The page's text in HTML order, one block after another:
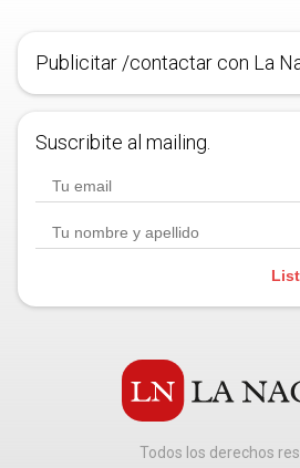
Publicitar /contactar con La
Suscribite al mailing.
Todos los derechos